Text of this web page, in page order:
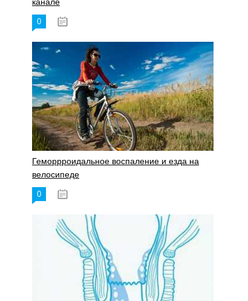
0
Геморрроидальное воспаление и езда на
велосипеде
0